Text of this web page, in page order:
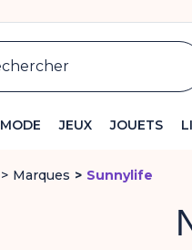
MODE JEUX JOUETS
Marques Sunnylife